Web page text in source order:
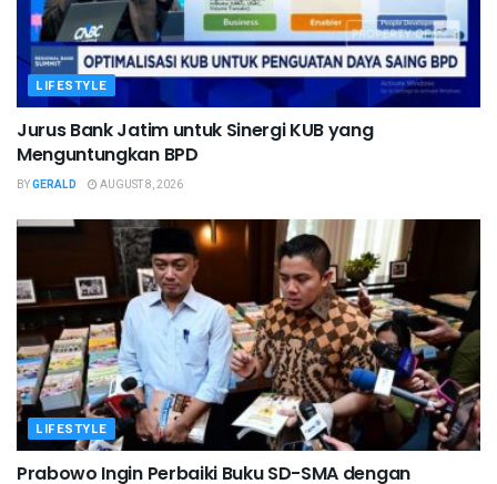
LIFESTYLE
Jurus Bank Jatim untuk Sinergi KUB yang
Menguntungkan BPD
BYGERALD AUGUST 8, 2026
LIFESTYLE
Prabowo Ingin Perbaiki Buku SD-SMA dengan